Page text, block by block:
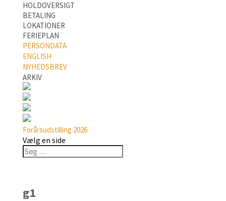
HOLDOVERSIGT
BETALING
LOKATIONER
FERIEPLAN
PERSONDATA
ENGLISH
NYHEDSBREV
ARKIV
Forårsudstilling 2026
Vælg en side
g1